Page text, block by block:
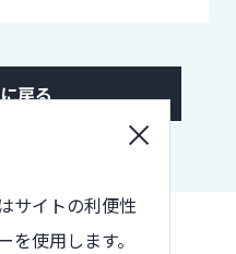
サイトの利便性
使用します。
戻る